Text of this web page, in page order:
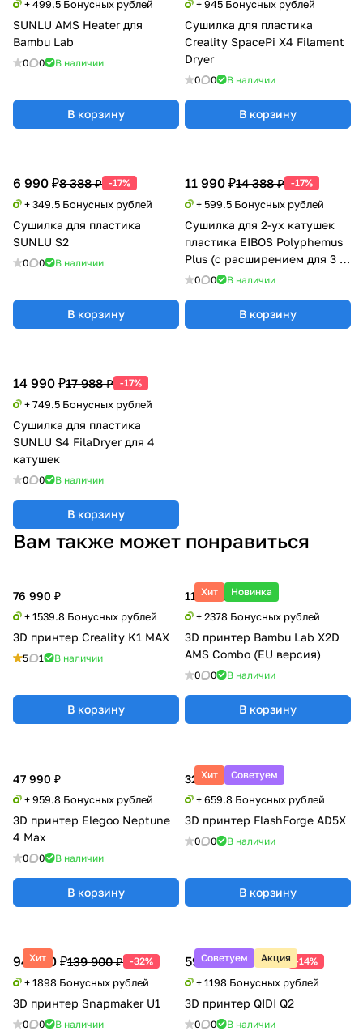
+ 499.5 Бонусных рублей
SUNLU AMS Heater для
Bambu Lab
0 0 В наличии
В корзину
+ 945 Бонусных рублей
Сушилка для пластика
Creality SpacePi X4 Filament
Dryer
0 0 В наличии
В корзину
6 990 ₽8 388 ₽ -17%
+ 349.5 Бонусных рублей
Сушилка для пластика
SUNLU S2
0 0 В наличии
В корзину
11 990 ₽14 388 ₽ -17%
+ 599.5 Бонусных рублей
Сушилка для 2-ух катушек
пластика EIBOS Polyphemus
Plus (с расширением для 3 кг
катушки)
0 0 В наличии
В корзину
14 990 ₽17 988 ₽ -17%
+ 749.5 Бонусных рублей
Сушилка для пластика
SUNLU S4 FilaDryer для 4
катушек
0 0 В наличии
В корзину
Вам также может понравиться
76 990 ₽
+ 1539.8 Бонусных рублей
3D принтер Creality K1 MAX
5 1 В наличии
В корзину
Хит Новинка
118 900 ₽
+ 2378 Бонусных рублей
3D принтер Bambu Lab X2D
AMS Combo (EU версия)
0 0 В наличии
В корзину
Хит Советуем
32 990 ₽
+ 659.8 Бонусных рублей
3D принтер FlashForge AD5X
0 0 В наличии
В корзину
Хит
94 900 ₽139 900 ₽ -32%
+ 1898 Бонусных рублей
3D принтер Snapmaker U1
0 0 В наличии
Советуем Акция
59 900 ₽69 900 ₽ -14%
+ 1198 Бонусных рублей
3D принтер QIDI Q2
0 0 В наличии
47 990 ₽
+ 959.8 Бонусных рублей
3D принтер Elegoo Neptune
4 Max
0 0 В наличии
В корзину